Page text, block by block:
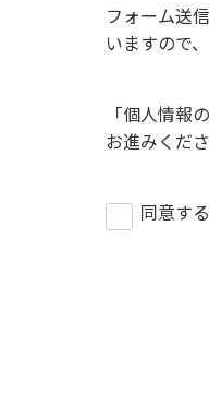
フォーム送
いますので
「個人情報
お進みくださ
同意する